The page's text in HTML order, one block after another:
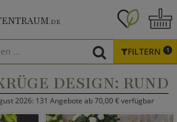
.DE
FILTERN 1
DESIGN: RUND
2026: 131 Angebote ab 70,00 € verfügbar